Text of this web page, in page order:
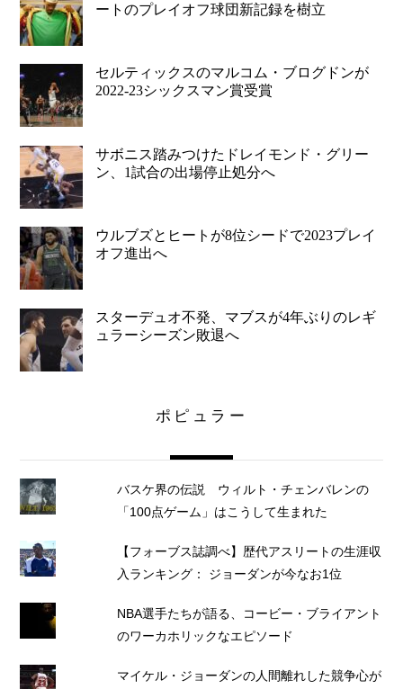
ートのプレイオフ球団新記録を樹立
セルティックスのマルコム・ブログドンが
2022-23シックスマン賞受賞
サボニス踏みつけたドレイモンド・グリー
ン、1試合の出場停止処分へ
ウルブズとヒートが8位シードで2023プレイ
オフ進出へ
スターデュオ不発、マブスが4年ぶりのレギ
ュラーシーズン敗退へ
ポピュラー
バスケ界の伝説 ウィルト・チェンバレンの
「100点ゲーム」はこうして生まれた
【フォーブス誌調べ】歴代アスリートの生涯収
入ランキング： ジョーダンが今なお1位
NBA選手たちが語る、コービー・ブライアント
のワーカホリックなエピソード
マイケル・ジョーダンの人間離れした競争心が